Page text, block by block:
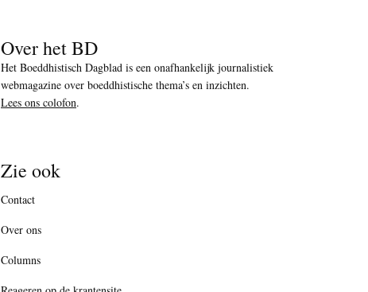
Over het BD
Het Boeddhistisch Dagblad is een onafhankelijk journalistiek
webmagazine over boeddhistische thema’s en inzichten.
Lees ons colofon.
Zie ook
Contact
Over ons
Columns